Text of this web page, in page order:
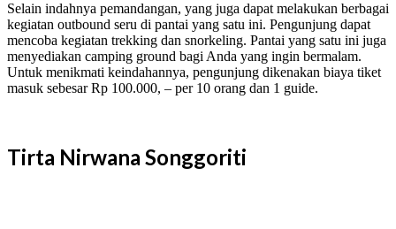
Selain indahnya pemandangan, yang juga dapat melakukan berbagai
kegiatan outbound seru di pantai yang satu ini. Pengunjung dapat
mencoba kegiatan trekking dan snorkeling. Pantai yang satu ini juga
menyediakan camping ground bagi Anda yang ingin bermalam.
Untuk menikmati keindahannya, pengunjung dikenakan biaya tiket
masuk sebesar Rp 100.000, – per 10 orang dan 1 guide.
Tirta Nirwana Songgoriti